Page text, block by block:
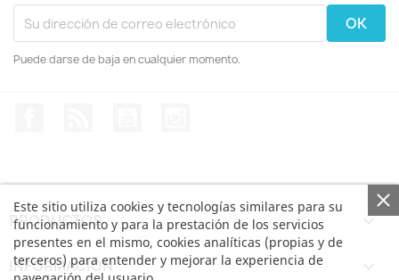
Puede darse de baja en cualquier momento.
Este sitio utiliza cookies y tecnologías similares para su
funcionamiento y para la prestación de los servicios
presentes en el mismo, cookies analíticas (propias y de
terceros) para entender y mejorar la experiencia de
PRODUCTOS 
INFORMACIÓN